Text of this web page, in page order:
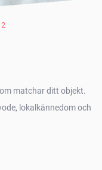
matchar ditt objekt.
lokalkännedom och